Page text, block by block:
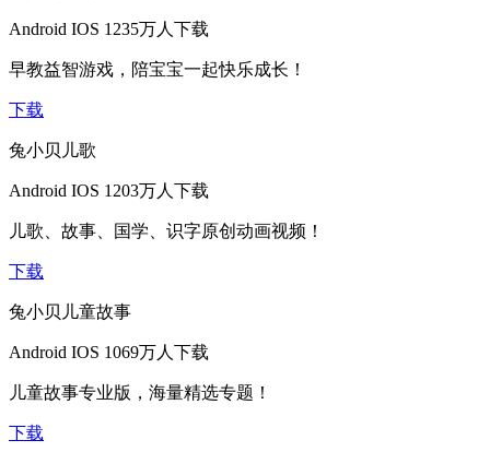
Android IOS 1235万人下载
早教益智游戏，陪宝宝一起快乐成长！
下载
兔小贝儿歌
Android IOS 1203万人下载
儿歌、故事、国学、识字原创动画视频！
下载
兔小贝儿童故事
Android IOS 1069万人下载
儿童故事专业版，海量精选专题！
下载